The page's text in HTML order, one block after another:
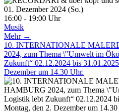
01. Dezember 2024 (So.)
16:00 - 19:00 Uhr
Musik
Mehr →
10. INTERNATIONALE
2024, zum Thema \"Umwelt im
Zukunft“ 02.12.2024 bis
Dezember um 14.30 Uhr.